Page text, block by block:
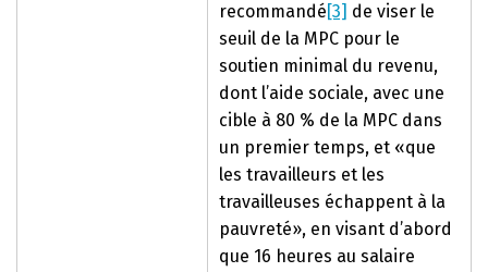
recommandé [3] de viser le
seuil de la MPC pour le
soutien minimal du revenu,
dont l’aide sociale, avec une
cible à 80 % de la MPC dans
un premier temps, et «que
les travailleurs et les
travailleuses échappent à la
pauvreté», en visant d’abord
que 16 heures au salaire